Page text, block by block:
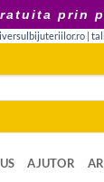
prin
|
AJUTOR